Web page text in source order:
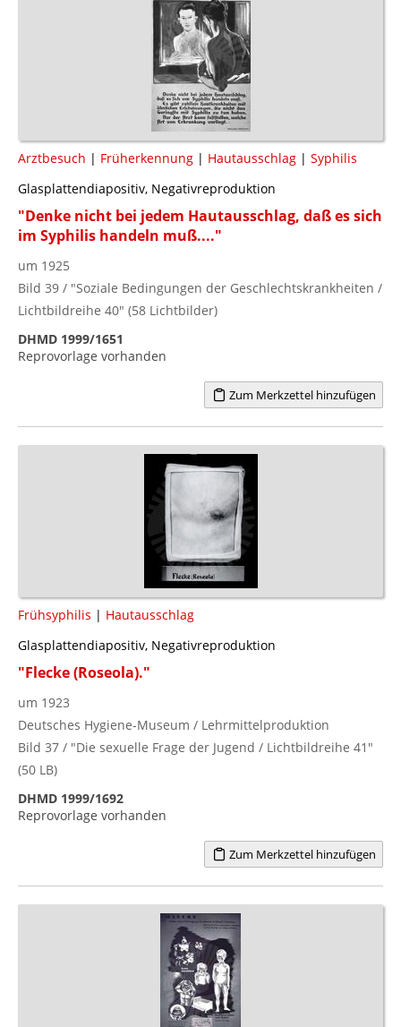
Arztbesuch | Früherkennung | Hautausschlag | Syphilis
Glasplattendiapositiv, Negativreproduktion
"Denke nicht bei jedem Hautausschlag, daß es sich
im Syphilis handeln muß...."
um 1925
Bild 39 / "Soziale Bedingungen der Geschlechtskrankheiten /
Lichtbildreihe 40" (58 Lichtbilder)
DHMD 1999/1651
Reprovorlage vorhanden
Zum Merkzettel hinzufügen
Frühsyphilis | Hautausschlag
Glasplattendiapositiv, Negativreproduktion
"Flecke (Roseola)."
um 1923
Deutsches Hygiene-Museum / Lehrmittelproduktion
Bild 37 / "Die sexuelle Frage der Jugend / Lichtbildreihe 41"
(50 LB)
DHMD 1999/1692
Reprovorlage vorhanden
Zum Merkzettel hinzufügen